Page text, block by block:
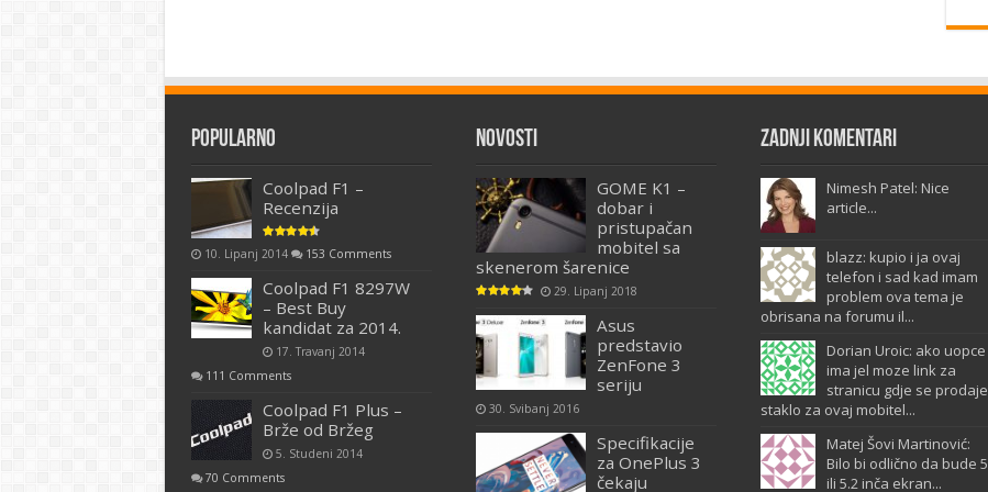
Popularno
Coolpad F1 –
Recenzija
10. Lipanj 2014 153 Comments
Coolpad F1 8297W
– Best Buy
kandidat za 2014.
17. Travanj 2014
111 Comments
Coolpad F1 Plus –
Brže od Bržeg
5. Studeni 2014
70 Comments
Novosti
GOME K1 –
dobar i
pristupačan
mobitel sa
skenerom šarenice
29. Lipanj 2018
Asus
predstavio
ZenFone 3
seriju
30. Svibanj 2016
Specifikacije
za OnePlus 3
čekaju
Zadnji komentari
Nimesh Patel: Nice
article...
blazz: kupio i ja ovaj
telefon i sad kad imam
problem ova tema je
obrisana na forumu il...
Dorian Uroic: ako uopce
ima jel moze link za
stranicu gdje se prodaje
staklo za ovaj mobitel...
Matej Šovi Martinović:
Bilo bi odlično da bude 5
ili 5.2 inča ekran...